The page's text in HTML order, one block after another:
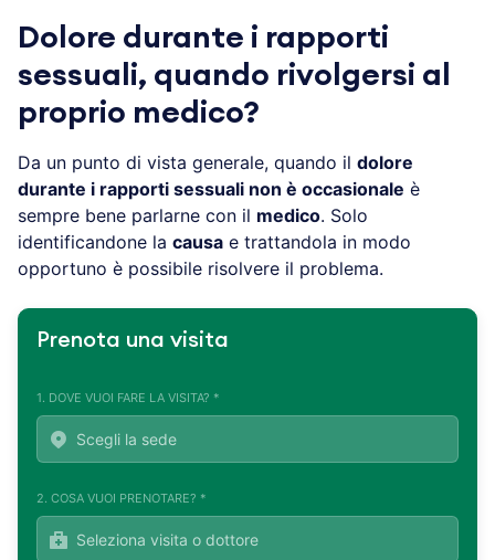
Dolore durante i rapporti
sessuali, quando rivolgersi al
proprio medico?
Da un punto di vista generale, quando il dolore
durante i rapporti sessuali non è occasionale è
sempre bene parlarne con il medico. Solo
identificandone la causa e trattandola in modo
opportuno è possibile risolvere il problema.
Prenota una visita
1. DOVE VUOI FARE LA VISITA? *
2. COSA VUOI PRENOTARE? *